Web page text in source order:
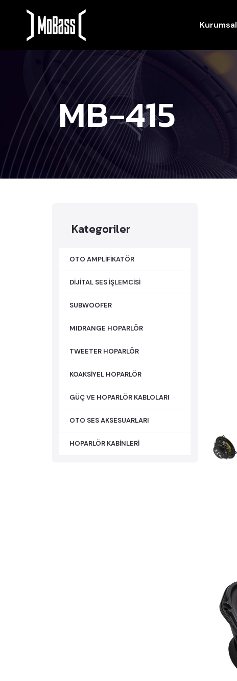
Kurumsal
MB-415
Kategoriler
OTO AMPLİFİKATÖR
DİJİTAL SES İŞLEMCİSİ
SUBWOOFER
MIDRANGE HOPARLÖR
TWEETER HOPARLÖR
KOAKSİYEL HOPARLÖR
GÜÇ VE HOPARLÖR KABLOLARI
OTO SES AKSESUARLARI
HOPARLÖR KABİNLERİ